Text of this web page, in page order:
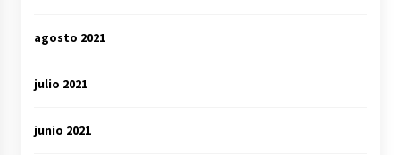
agosto 2021
julio 2021
junio 2021